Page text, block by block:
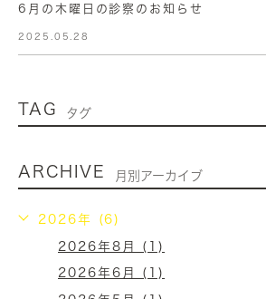
6月の木曜日の診察のお知らせ
2025.05.28
TAG タグ
ARCHIVE 月別アーカイブ
2026年 (6)
2026年8月 (1)
2026年6月 (1)